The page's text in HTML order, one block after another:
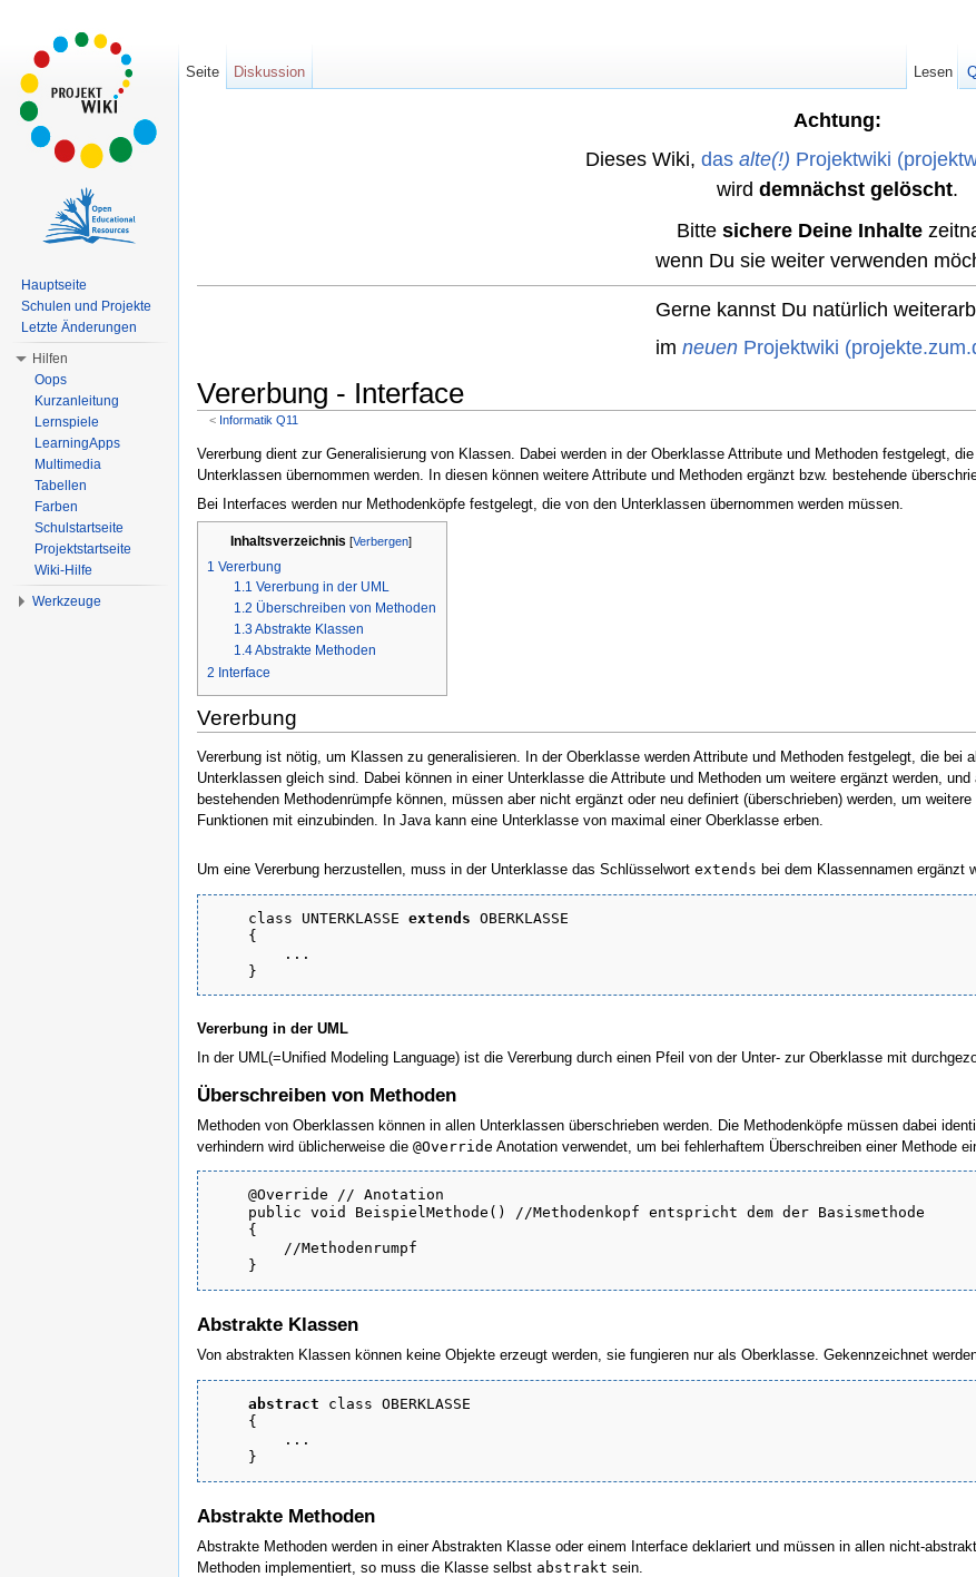
Achtung:
Dieses Wiki, das alte(!) Projektwiki
wird demnächst gelöscht.
Bitte sichere Deine Inhalte
wenn Du sie weiter verwenden
Gerne kannst Du natürlich
im neuenProjektwiki
Vererbung - Interface
< Informatik Q11
Vererbung dient zur Generalisierung von Klassen. Dabei werden in der Oberklasse Attribute und Methoden festgelegt,
Unterklassen übernommen werden. In diesen können weitere Attribute und Methoden ergänzt bzw. bestehende
Bei Interfaces werden nur Methodenköpfe festgelegt, die von den Unterklassen übernommen werden müssen.
Inhaltsverzeichnis [Verbergen]
1 Vererbung
1.1 Vererbung in der UML
1.2 Überschreiben von Methoden
1.3Abstrakte Klassen
1.4Abstrakte Methoden
2 Interface
Vererbung
Vererbung ist nötig, um Klassen zu generalisieren. In der Oberklasse werden Attribute und Methoden festgelegt, die bei
Unterklassen gleich sind. Dabei können in einer Unterklasse die Attribute und Methoden um weitere ergänzt werden, und
bestehenden Methodenrümpfe können, müssen aber nicht ergänzt oder neu definiert (überschrieben) werden, um weitere
Funktionen mit einzubinden. In Java kann eine Unterklasse von maximal einer Oberklasse erben.
Um eine Vererbung herzustellen, muss in der Unterklasse das Schlüsselwort extends bei dem Klassennamen ergänzt
class UNTERKLASSE extends OBERKLASSE
    {
        ...
    }
Vererbung in der UML
In der UML(=Unified Modeling Language) ist die Vererbung durch einen Pfeil von der Unter- zur Oberklasse mit
Überschreiben von Methoden
Methoden von Oberklassen können in allen Unterklassen überschrieben werden. Die Methodenköpfe müssen dabei
verhindern wird üblicherweise die @Override Anotation verwendet, um bei fehlerhaftem Überschreiben einer Methode
@Override // Anotation
    public void BeispielMethode() //Methodenkopf entspricht dem der Basismethode
    {
        //Methodenrumpf
    }
Abstrakte Klassen
Von abstrakten Klassen können keine Objekte erzeugt werden, sie fungieren nur als Oberklasse. Gekennzeichnet
abstract class OBERKLASSE
    {
        ...
    }
Abstrakte Methoden
Abstrakte Methoden werden in einer Abstrakten Klasse oder einem Interface deklariert und müssen in allen nicht-
Methoden implementiert, so muss die Klasse selbst abstrakt sein.
Seite Diskussion Lesen
Hauptseite
Schulen und Projekte
Letzte Änderungen
Hilfen
Oops
Kurzanleitung
Lernspiele
LearningApps
Multimedia
Tabellen
Farben
Schulstartseite
Projektstartseite
Wiki-Hilfe
Werkzeuge